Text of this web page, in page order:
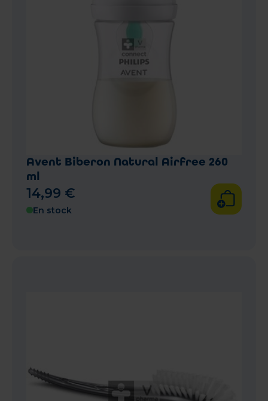
Avent Biberon Natural Airfree 260
ml
14,99 €
En stock